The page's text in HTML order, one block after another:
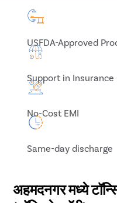
USFDA-Approved
Support in Insurance
No-Cost EMI
Same-day discharge
अहमदनगर मध्ये